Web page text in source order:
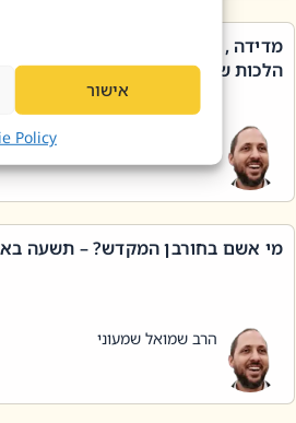
אישור
Policy
מדידה , קניה , שטיפת כלים בשבת –
הלכות שבת – סימן שכג
מי אשם בחורבן המקדש? – תשעה
הרב שמואל שמעוני